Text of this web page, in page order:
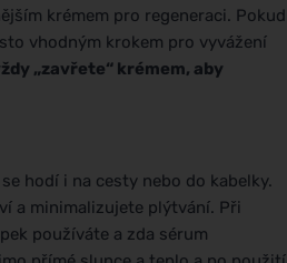
krémem pro regeneraci. Pokud
vhodným krokem pro vyvážení
„zavřete“ krémem, aby
hodí i na cesty nebo do kabelky.
a minimalizujete plýtvání. Při
používáte a zda sérum